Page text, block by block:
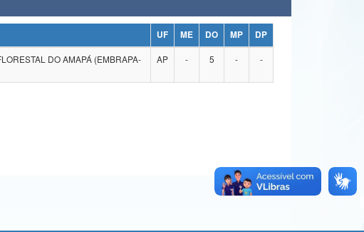
UF ME DO MP
DP
DO AMAPÁ (EMBRAPA-
AP - 5 - -